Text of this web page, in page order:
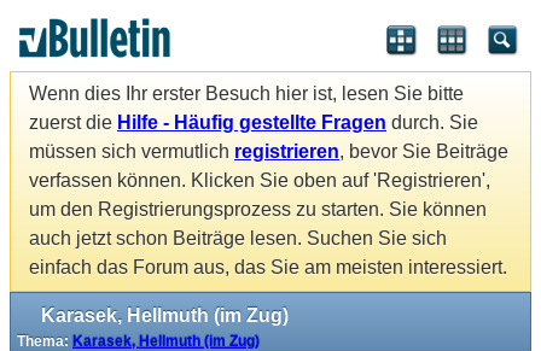
Wenn dies Ihr erster Besuch hier ist, lesen Sie bitte
zuerst die Hilfe - Häufig gestellte Fragen durch. Sie
müssen sich vermutlich registrieren, bevor Sie Beiträge
verfassen können. Klicken Sie oben auf 'Registrieren',
um den Registrierungsprozess zu starten. Sie können
auch jetzt schon Beiträge lesen. Suchen Sie sich
einfach das Forum aus, das Sie am meisten interessiert.
Karasek, Hellmuth (im Zug)
Thema: Karasek, Hellmuth (im Zug)